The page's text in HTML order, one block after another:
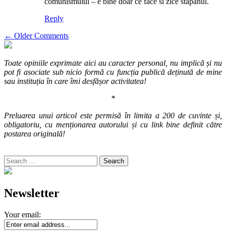
Reply
Comment
navigation
← Older Comments
Toate opiniile exprimate aici au caracter personal, nu implică și nu
pot fi asociate sub nicio formă cu funcția publică deținută de mine
sau instituția în care îmi desfășor activitatea!
*
Preluarea unui articol este permisă în limita a 200 de cuvinte și,
obligatoriu, cu menționarea autorului și cu link bine definit către
postarea originală!
Search
for:
Newsletter
Your email: